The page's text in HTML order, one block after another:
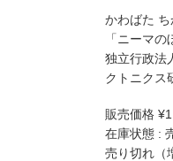
かわばた
「ニーマ
独立行政法
クトニクス
販売価格
在庫状態 :
売り切れ（